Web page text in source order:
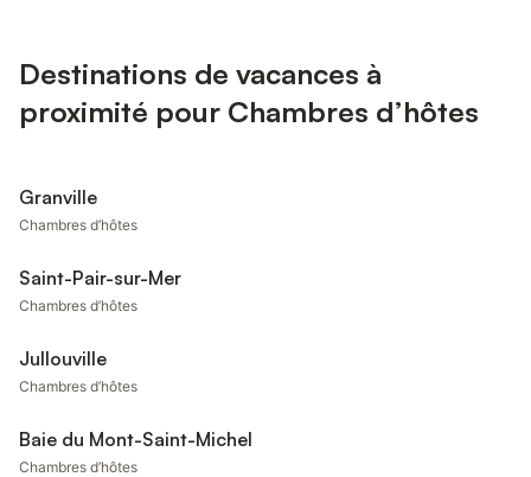
Destinations de vacances à
proximité pour Chambres d’hôtes
Granville
Chambres d’hôtes
Saint-Pair-sur-Mer
Chambres d’hôtes
Jullouville
Chambres d’hôtes
Baie du Mont-Saint-Michel
Chambres d’hôtes